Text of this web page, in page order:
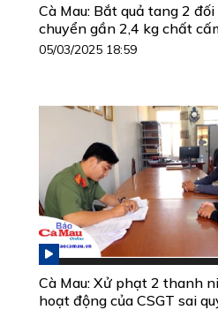
Cà Mau: Bắt quả tang 2
chuyển gần 2,4 kg chất
05/03/2025 18:59
Cà Mau: Xử phạt 2 thanh
hoạt động của CSGT sai